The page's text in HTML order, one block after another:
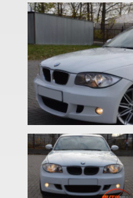
1 Series F20
1 Series F40
M1 F40
2 Series F22
2 Series F23
2 Series F45
2 Series F46